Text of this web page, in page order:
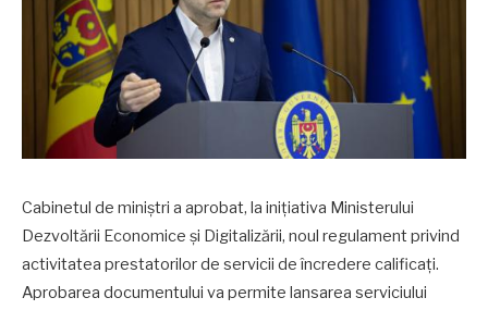
Cabinetul de miniștri a aprobat, la inițiativa Ministerului
Dezvoltării Economice și Digitalizării, noul regulament privind
activitatea prestatorilor de servicii de încredere calificați.
Aprobarea documentului va permite lansarea serviciului